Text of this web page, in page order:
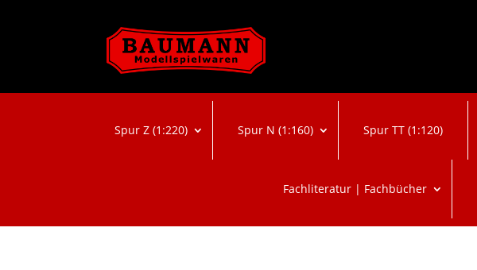
Spur Z (1:220) Spur N (1:160) Spur TT (1:120)
Fachliteratur | Fachbücher